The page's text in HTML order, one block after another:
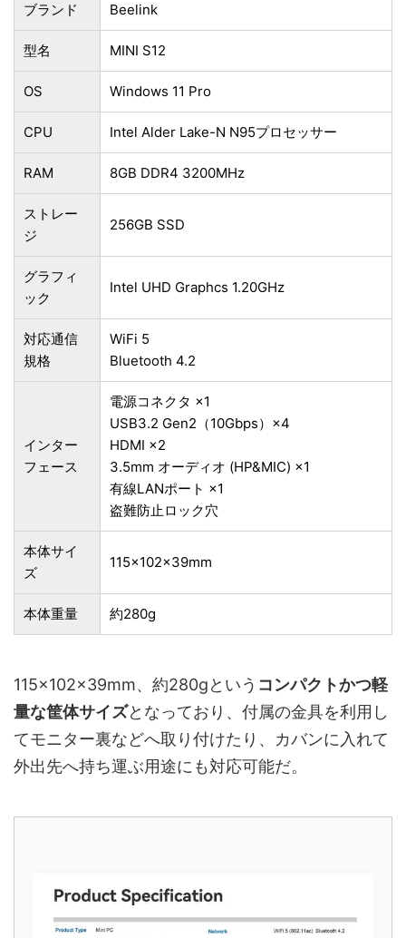
ブランド Beelink
型名 MINI S12
OS Windows 11 Pro
CPU Intel Alder Lake-N N95プロセッサー
RAM 8GB ‎DDR4 3200MHz
ストレー
ジ
256GB ‎SSD
グラフィ
ック
‎Intel UHD Graphcs 1.20GHz
対応通信
規格
WiFi 5
Bluetooth 4.2
インター
フェース
電源コネクタ ×1
USB3.2 Gen2（10Gbps）×4
HDMI ×2
3.5mm オーディオ (HP&MIC) ×1
有線LANポート ×1
盗難防止ロック穴
本体サイ
ズ
‎115×102×39mm
本体重量 約280g
‎115×102×39mm、約280gという コンパクトかつ軽
量な筐体サイズとなっており、付属の金具を利用し
てモニター裏などへ取り付けたり、カバンに入れて
外出先へ持ち運ぶ用途にも対応可能だ。